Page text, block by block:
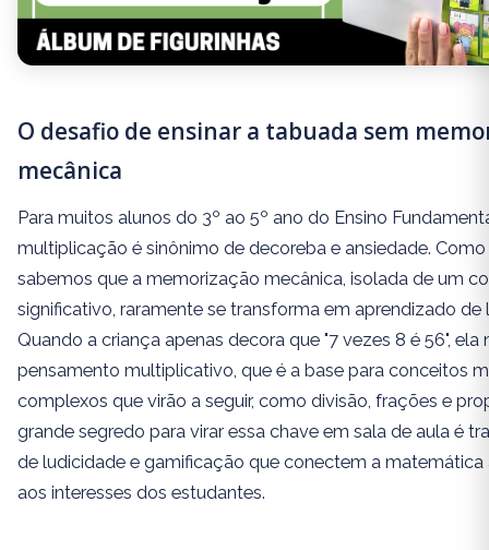
O desafio de ensinar a tabuada sem
mecânica
Para muitos alunos do 3º ao 5º ano do Ensino
multiplicação é sinônimo de decoreba e ansiedade.
sabemos que a memorização mecânica, isolada de um
significativo, raramente se transforma em aprendizado de
Quando a criança apenas decora que "7 vezes 8 é 56",
pensamento multiplicativo, que é a base para conceitos
complexos que virão a seguir, como divisão, frações e
grande segredo para virar essa chave em sala de aula é
de ludicidade e gamificação que conectem a matemática
aos interesses dos estudantes.